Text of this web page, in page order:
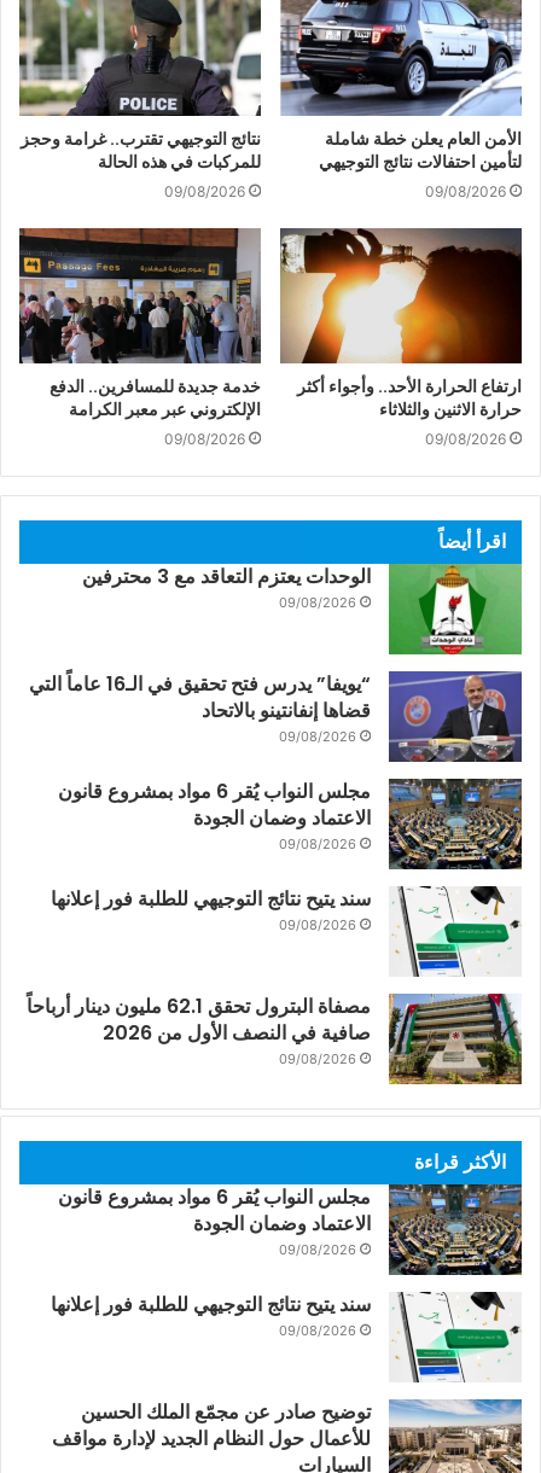
الأمن العام يعلن خطة شاملة
لتأمين احتفالات نتائج التوجيهي
09/08/2026
نتائج التوجيهي تقترب.. غرامة وحجز
للمركبات في هذه الحالة
09/08/2026
ارتفاع الحرارة الأحد.. وأجواء أكثر
حرارة الاثنين والثلاثاء
09/08/2026
خدمة جديدة للمسافرين.. الدفع
الإلكتروني عبر معبر الكرامة
09/08/2026
اقرأ أيضاً
الوحدات يعتزم التعاقد مع 3 محترفين
09/08/2026
“يويفا” يدرس فتح تحقيق في الـ16 عاماً التي
قضاها إنفانتينو بالاتحاد
09/08/2026
مجلس النواب يُقر 6 مواد بمشروع قانون
الاعتماد وضمان الجودة
09/08/2026
سند يتيح نتائج التوجيهي للطلبة فور إعلانها
09/08/2026
مصفاة البترول تحقق 62.1 مليون دينار أرباحاً
صافية في النصف الأول من 2026
09/08/2026
الأكثر قراءة
مجلس النواب يُقر 6 مواد بمشروع قانون
الاعتماد وضمان الجودة
09/08/2026
سند يتيح نتائج التوجيهي للطلبة فور إعلانها
09/08/2026
توضيح صادر عن مجمّع الملك الحسين
للأعمال حول النظام الجديد لإدارة مواقف
السيارات